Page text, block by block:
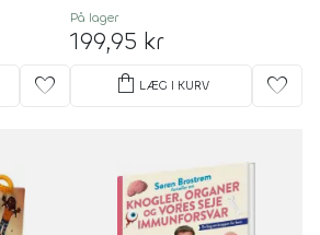
favorite
På lager
199,95 kr
shopping_bag LÆG I KURV favorite